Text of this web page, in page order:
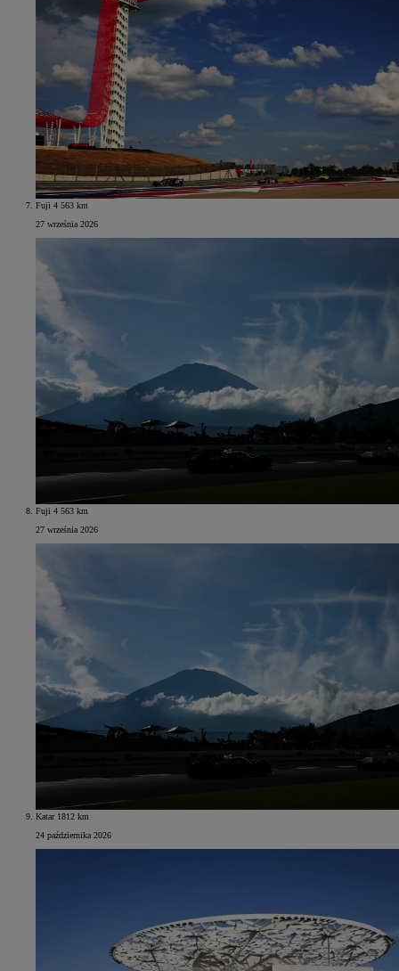
Fuji 4 563 km
27 września 2026
Fuji 4 563 km
27 września 2026
Katar 1812 km
24 października 2026